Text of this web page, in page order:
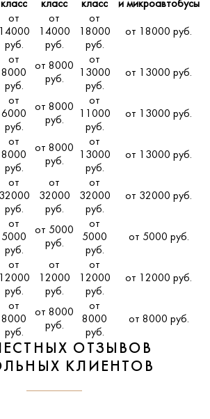
класс класс класс
и микроавтобусы
от
14000
руб.
от
14000
руб.
от
18000
руб.
от 18000 руб.
от
8000
руб.
от 8000
руб.
от
13000
руб.
от 13000 руб.
от
6000
руб.
от 8000
руб.
от
11000
руб.
от 13000 руб.
от
8000
руб.
от 8000
руб.
от
13000
руб.
от 13000 руб.
от
32000
руб.
от
32000
руб.
от
32000
руб.
от 32000 руб.
от
5000
руб.
от 5000
руб.
от
5000
руб.
от 5000 руб.
от
12000
руб.
от
12000
руб.
от
12000
руб.
от 12000 руб.
от
8000
руб.
от 8000
руб.
от
8000
руб.
от 8000 руб.
ОТЗЫВОВ
КЛИЕНТОВ